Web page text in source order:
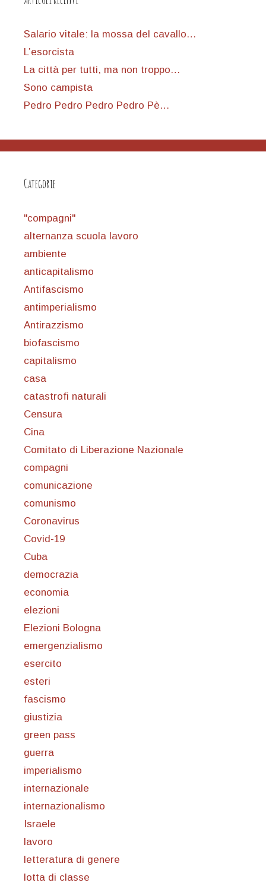
Salario vitale: la mossa del cavallo…
L’esorcista
La città per tutti, ma non troppo…
Sono campista
Pedro Pedro Pedro Pedro Pè…
Categorie
"compagni"
alternanza scuola lavoro
ambiente
anticapitalismo
Antifascismo
antimperialismo
Antirazzismo
biofascismo
capitalismo
casa
catastrofi naturali
Censura
Cina
Comitato di Liberazione Nazionale
compagni
comunicazione
comunismo
Coronavirus
Covid-19
Cuba
democrazia
economia
elezioni
Elezioni Bologna
emergenzialismo
esercito
esteri
fascismo
giustizia
green pass
guerra
imperialismo
internazionale
internazionalismo
Israele
lavoro
letteratura di genere
lotta di classe